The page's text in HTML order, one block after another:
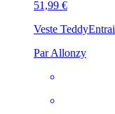
51,99 €
Veste Teddy
Par Allonzy